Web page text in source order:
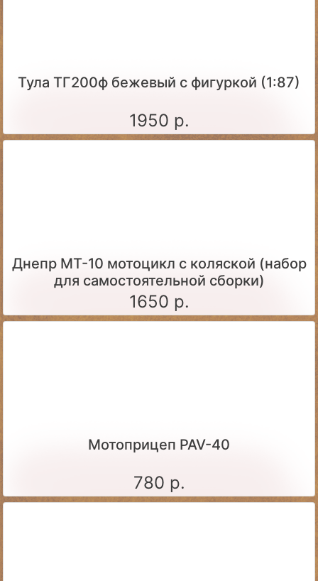
Тула ТГ200ф бежевый с фигуркой (1:87)
1950 р.
Днепр МТ-10 мотоцикл с коляской (набор
для самостоятельной сборки)
1650 р.
Мотоприцеп PAV-40
780 р.